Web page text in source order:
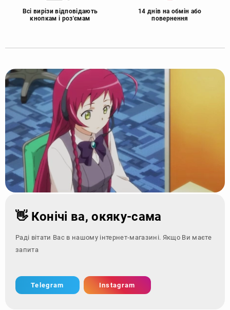
Всі вирізи відповідають
кнопкам і роз'ємам
14 днів на обмін або
повернення
👋 Конічі ва, окяку-сама
Раді вітати Вас в нашому інтернет-магазині. Якщо Ви маєте
запитання - зверн
Telegram Instagram